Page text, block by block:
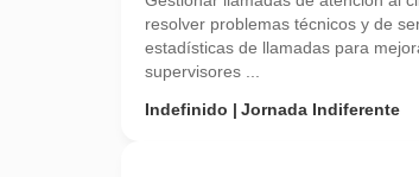
resolver problemas técnicos y de
estadísticas de llamadas para
supervisores ...
Indefinido
Jornada Indiferente